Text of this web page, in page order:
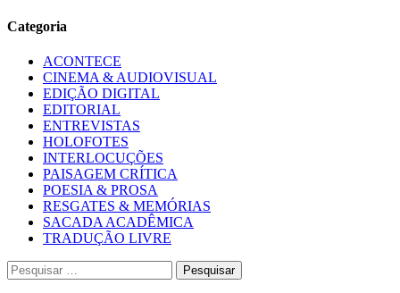
Categoria
ACONTECE
CINEMA & AUDIOVISUAL
EDIÇÃO DIGITAL
EDITORIAL
ENTREVISTAS
HOLOFOTES
INTERLOCUÇÕES
PAISAGEM CRÍTICA
POESIA & PROSA
RESGATES & MEMÓRIAS
SACADA ACADÊMICA
TRADUÇÃO LIVRE
Pesquisar
por: